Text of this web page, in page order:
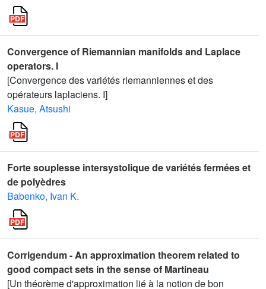
Convergence of Riemannian manifolds and Laplace
operators. I
[Convergence des variétés riemanniennes et des
opérateurs laplaciens. I]
Kasue, Atsushi
Forte souplesse intersystolique de variétés fermées et
de polyèdres
Babenko, Ivan K.
Corrigendum - An approximation theorem related to
good compact sets in the sense of Martineau
[Un théorème d'approximation lié à la notion de bon